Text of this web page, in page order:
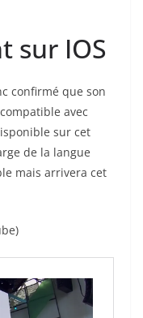
sur IOS
confirmé que son
avec
sur cet
de la langue
mais arrivera cet